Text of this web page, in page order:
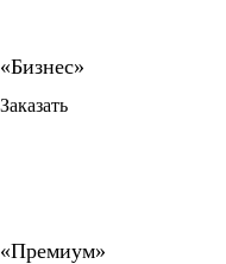
Заказать